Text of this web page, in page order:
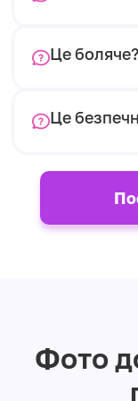
Це боляче?
Це
Фото